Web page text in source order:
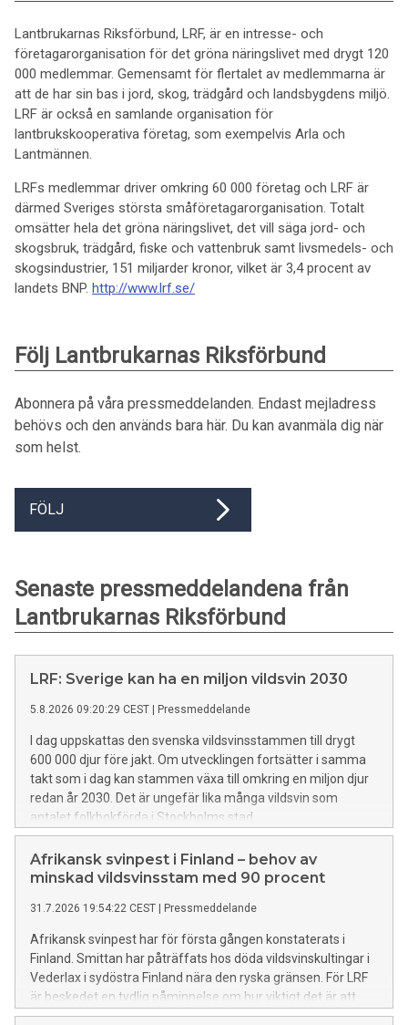
Lantbrukarnas Riksförbund, LRF, är en intresse- och
företagarorganisation för det gröna näringslivet med drygt 120
000 medlemmar. Gemensamt för flertalet av medlemmarna är
att de har sin bas i jord, skog, trädgård och landsbygdens miljö.
LRF är också en samlande organisation för
lantbrukskooperativa företag, som exempelvis Arla och
Lantmännen.
LRFs medlemmar driver omkring 60 000 företag och LRF är
därmed Sveriges största småföretagarorganisation. Totalt
omsätter hela det gröna näringslivet, det vill säga jord- och
skogsbruk, trädgård, fiske och vattenbruk samt livsmedels- och
skogsindustrier, 151 miljarder kronor, vilket är 3,4 procent av
landets BNP. http://www.lrf.se/
Följ Lantbrukarnas Riksförbund
Abonnera på våra pressmeddelanden. Endast mejladress
behövs och den används bara här. Du kan avanmäla dig när
som helst.
FÖLJ
Senaste pressmeddelandena från
Lantbrukarnas Riksförbund
LRF: Sverige kan ha en miljon vildsvin 2030
5.8.2026 09:20:29 CEST Pressmeddelande
I dag uppskattas den svenska vildsvinsstammen till drygt
600 000 djur före jakt. Om utvecklingen fortsätter i samma
takt som i dag kan stammen växa till omkring en miljon djur
redan år 2030. Det är ungefär lika många vildsvin som
antalet folkbokförda i Stockholms stad.
Afrikansk svinpest i Finland – behov av
minskad vildsvinsstam med 90 procent
31.7.2026 19:54:22 CEST Pressmeddelande
Afrikansk svinpest har för första gången konstaterats i
Finland. Smittan har påträffats hos döda vildsvinskultingar i
Vederlax i sydöstra Finland nära den ryska gränsen. För LRF
är beskedet en tydlig påminnelse om hur viktigt det är att
fortsätta arbetet för att minska riskerna för smittspridning